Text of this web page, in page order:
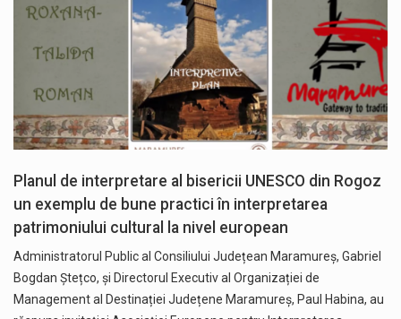
Planul de interpretare al bisericii UNESCO din Rogoz
un exemplu de bune practici în interpretarea
patrimoniului cultural la nivel european
Administratorul Public al Consiliului Județean Maramureș, Gabriel
Bogdan Ștețco, și Directorul Executiv al Organizației de
Management al Destinației Județene Maramureș, Paul Habina, au